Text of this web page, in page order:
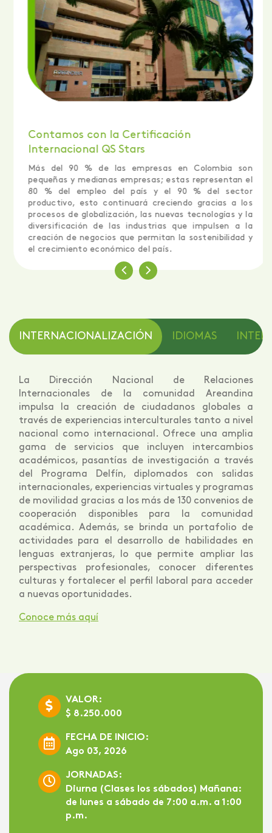
Contamos con la Certificación
Internacional QS Stars
Más del 90 % de las empresas en Colombia son
pequeñas y medianas empresas; estas representan el
80 % del empleo del país y el 90 % del sector
productivo, esto continuará creciendo gracias a los
procesos de globalización, las nuevas tecnologías y la
diversificación de las industrias que impulsen a la
creación de negocios que permitan la sostenibilidad y
el crecimiento económico del país.
INTERNACIONALIZACIÓN IDIOMAS
La Dirección Nacional de Relaciones
Internacionales de la comunidad Areandina
impulsa la creación de ciudadanos globales a
través de experiencias interculturales tanto a nivel
nacional como internacional. Ofrece una amplia
gama de servicios que incluyen intercambios
académicos, pasantías de investigación a través
del Programa Delfín, diplomados con salidas
internacionales, experiencias virtuales y programas
de movilidad gracias a los más de 130 convenios de
cooperación disponibles para la comunidad
académica. Además, se brinda un portafolio de
actividades para el desarrollo de habilidades en
lenguas extranjeras, lo que permite ampliar las
perspectivas profesionales, conocer diferentes
culturas y fortalecer el perfil laboral para acceder
a nuevas oportunidades.
Conoce más aquí
VALOR:
$ 8.250.000
FECHA DE INICIO:
Ago 03, 2026
JORNADAS:
Diurna (Clases los sábados) Mañana:
de lunes a sábado de 7:00 a.m. a 1:00
p.m.